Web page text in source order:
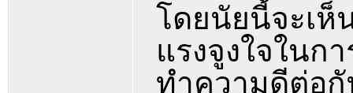
โดยนัยนี้จะเห็
แรงจูงใจในก
ทำความดีต่อกั